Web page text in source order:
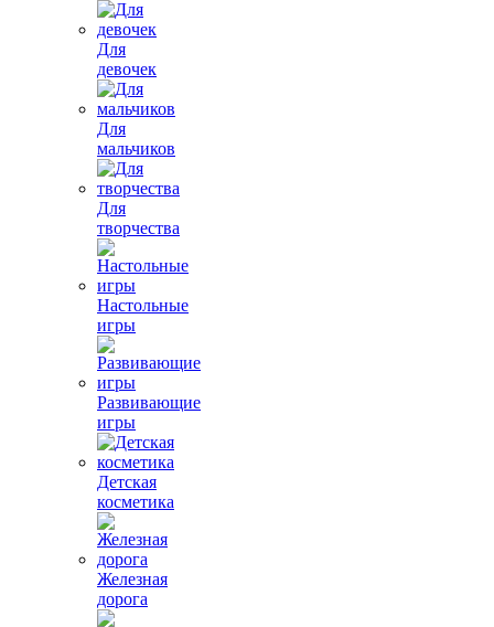
Для
девочек
Для
мальчиков
Для
творчества
Настольные
игры
Развивающие
игры
Детская
косметика
Железная
дорога